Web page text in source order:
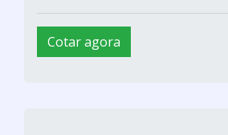
Cotar agora